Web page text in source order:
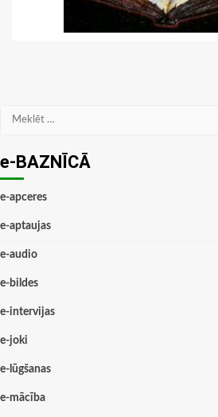
Meklēt:
e-BAZNĪCĀ
e-apceres
e-aptaujas
e-audio
e-bildes
e-intervijas
e-joki
e-lūgšanas
e-mācība